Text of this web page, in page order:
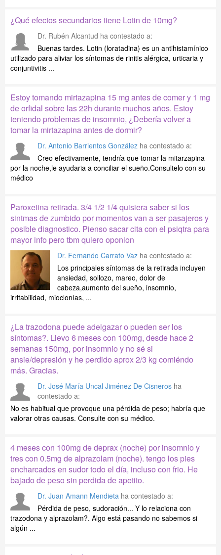
¿Qué efectos secundarios tiene Lotin de 10mg?
Dr. Rubén Alcantud ha contestado a:
Buenas tardes. Lotin (loratadina) es un antihistamínico
utilizado para aliviar los síntomas de rinitis alérgica, urticaria y
conjuntivitis ...
Estoy tomando mirtazapina 15 mg antes de comer y 1 mg
de orfidal sobre las 22h durante muchos años. Estoy
teniendo problemas de insomnio, ¿Debería volver a
tomar la mirtazapina antes de dormir?
Dr. Antonio Barrientos González ha contestado a:
Creo efectivamente, tendría que tomar la mitarzapina
por la noche,le ayudaria a conciliar el sueño.Consultelo con su
médico
Paroxetina retirada. 3/4 1/2 1/4 quisiera saber si los
sintmas de zumbido por momentos van a ser pasajeros y
posible diagnostico. Pienso sacar cita con el psiqtra para
mayor info pero tbm quiero oponion
Dr. Fernando Carrato Vaz ha contestado a:
Los principales síntomas de la retirada incluyen
ansiedad, sollozo, mareo, dolor de
cabeza,aumento del sueño, insomnio,
irritabilidad, mioclonías, ...
¿La trazodona puede adelgazar o pueden ser los
síntomas?. Llevo 6 meses con 100mg, desde hace 2
semanas 150mg, por insomnio y no sé si
ansie/depresión y he perdido aprox 2/3 kg comiéndo
más. Gracias.
Dr. José María Uncal Jiménez De Cisneros ha
contestado a:
No es habitual que provoque una pérdida de peso; habría que
valorar otras causas. Consulte con su médico.
4 meses con 100mg de deprax (noche) por insomnio y
tres con 0.5mg de alprazolam (noche). tengo los pies
encharcados en sudor todo el día, incluso con frio. He
bajado de peso sin perdida de apetito.
Dr. Juan Amann Mendieta ha contestado a:
Pérdida de peso, sudoración... Y lo relaciona con
trazodona y alprazolam?. Algo está pasando no sabemos si
algún ...